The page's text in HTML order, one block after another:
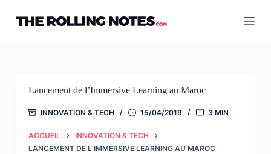
contenu
Lancement de l’Immersive Learning au Maroc
INNOVATION & TECH 15/04/2019 3 MIN
ACCUEIL
INNOVATION & TECH
LANCEMENT DE L’IMMERSIVE LEARNING AU MAROC